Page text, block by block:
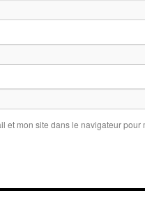
et mon site dans le navigateur